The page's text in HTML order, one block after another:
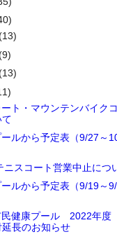
ート・マウンテンバイク
ルから予定表（9/27～
ニスコート営業中止につ
ルから予定表（9/19～
民健康プール 2022年
延長のお知らせ